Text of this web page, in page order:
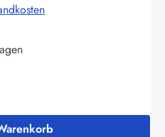
gewünschten